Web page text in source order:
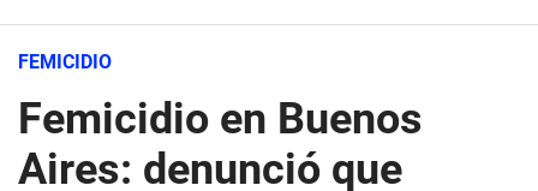
FEMICIDIO
Femicidio en Buenos
Aires: denunció que